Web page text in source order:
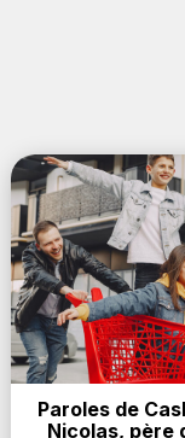
Paroles de
Nicolas, père